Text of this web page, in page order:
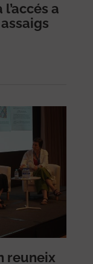
a
reuneix